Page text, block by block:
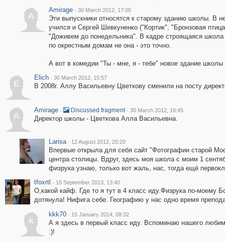
A
Amirage · 30 March 2012, 17:00
Эти выпускники относятся к старому зданию школы. В
учился и Сергей Шевкуненко ("Кортик", "Бронзовая
"Доживем до понедельника". В кадре строящаяся школа
по окрестным домам не она - это точно.
А вот в комедии "Ты - мне, я - тебе" новое здание
E
Elich · 30 March 2012, 15:57
В 2008г. Аллу Васильевну Цветкову сменили на посту
A
Amirage · Discussed fragment · 30 March 2012, 16:45
Директор школы - Цветкова Алла Васильевна.
Larisa · 12 August 2012, 20:20
Впервые открыла для себя сайт "Фотографии старой
центра столицы. Вдруг, здесь моя школа с моим 1
физрука узнаю, только вот жаль, нас, тогда ещё
tfoxrtl · 15 September 2013, 13:40
О,какой кайф. Где то я тут в 4 класс иду.Физрука по-моему
дотянула! Нифига себе. Географию у нас одно время
k
kkk70 · 15 January 2014, 08:32
А я здесь в первый класс иду. Вспоминаю нашего
:)!